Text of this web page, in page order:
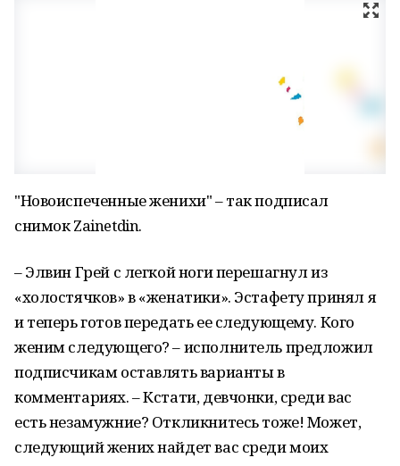
"Новоиспеченные женихи" – так подписал
снимок Zainetdin.
– Элвин Грей с легкой ноги перешагнул из
«холостячков» в «женатики». Эстафету принял я
и теперь готов передать ее следующему. Кого
женим следующего? – исполнитель предложил
подписчикам оставлять варианты в
комментариях. – Кстати, девчонки, среди вас
есть незамужние? Откликнитесь тоже! Может,
следующий жених найдет вас среди моих